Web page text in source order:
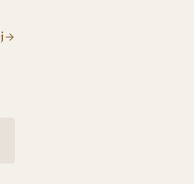
w małej łazience w 2026 r.